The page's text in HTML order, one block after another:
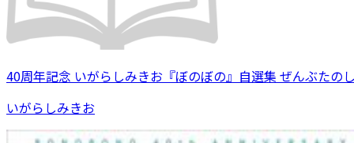
40周年記念 いがらしみきお『ぼのぼの』自選集 ぜんぶたの
いがらしみきお